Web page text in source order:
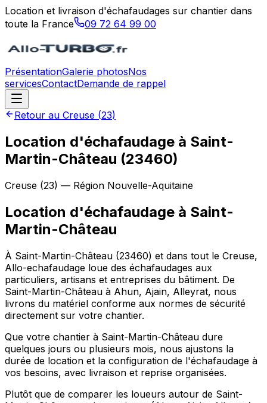
Location et livraison d'échafaudages sur chantier dans
toute la France
09 72 64 99 00
PrésentationGalerie photosNos
servicesContactDemande de rappel
Retour au Creuse (23)
Location d'échafaudage à Saint-
Martin-Château (23460)
Creuse (23) — Région Nouvelle-Aquitaine
Location d'échafaudage à Saint-
Martin-Château
À Saint-Martin-Château (23460) et dans tout le Creuse,
Allo-echafaudage loue des échafaudages aux
particuliers, artisans et entreprises du bâtiment. De
Saint-Martin-Château à Ahun, Ajain, Alleyrat, nous
livrons du matériel conforme aux normes de sécurité
directement sur votre chantier.
Que votre chantier à Saint-Martin-Château dure
quelques jours ou plusieurs mois, nous ajustons la
durée de location et la configuration de l'échafaudage à
vos besoins, avec livraison et reprise organisées.
Plutôt que de comparer les loueurs autour de Saint-